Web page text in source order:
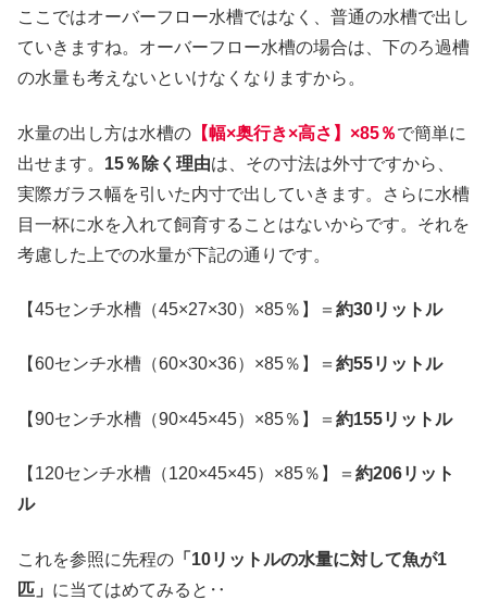
ここではオーバーフロー水槽ではなく、普通の水槽で出し
ていきますね。オーバーフロー水槽の場合は、下のろ過槽
の水量も考えないといけなくなりますから。
水量の出し方は水槽の 【幅×奥行き×高さ】×85％で簡単に
出せます。 15％除く理由は、その寸法は外寸ですから、
実際ガラス幅を引いた内寸で出していきます。さらに水槽
目一杯に水を入れて飼育することはないからです。それを
考慮した上での水量が下記の通りです。
【45センチ水槽（45×27×30）×85％】＝ 約30リットル
【60センチ水槽（60×30×36）×85％】＝ 約55リットル
【90センチ水槽（90×45×45）×85％】＝ 約155リットル
【120センチ水槽（120×45×45）×85％】＝ 約206リット
ル
これを参照に先程の 「10リットルの水量に対して魚が1
匹」 に当てはめてみると‥